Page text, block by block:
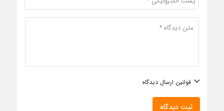
قوانین ارسال دیدگاه
ثبت دیدگاه